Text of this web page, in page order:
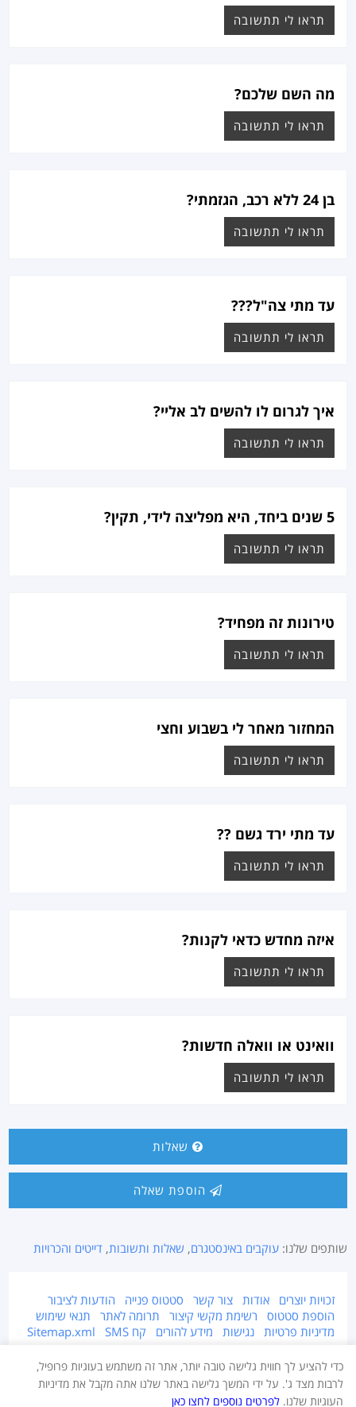
תראו לי תתשובה
מה השם שלכם?
תראו לי תתשובה
בן 24 ללא רכב, הגזמתי?
תראו לי תתשובה
עד מתי צה"ל???
תראו לי תתשובה
איך לגרום לו להשים לב אליי?
תראו לי תתשובה
5 שנים ביחד, היא מפליצה לידי, תקין?
תראו לי תתשובה
טירונות זה מפחיד?
תראו לי תתשובה
המחזור מאחר לי בשבוע וחצי
תראו לי תתשובה
עד מתי ירד גשם ??
תראו לי תתשובה
איזה מחדש כדאי לקנות?
תראו לי תתשובה
וואינט או וואלה חדשות?
תראו לי תתשובה
שאלות
הוספת שאלה
שותפים שלנו:עוקבים באינסטגרם, שאלות ותשובות, דייטים והכרויות
זכויות יוצרים אודות צור קשר סטטוס פנייה
הודעות לציבור
הוספת סטטוס
רשימת מקשי קיצור תרומה לאתר
תנאי שימוש
מדיניות פרטיות
נגישות מידע להורים קח SMS Sitemap.xml
אתר זה מוגן על ידי זכויות יוצרים © 2015-2026 Takestatus.net.
אין צוות האתר אחראי על התוכן המפורסם באתר, במידה ויש חומר לא ראוי ו/או
מוגן בזכויות יוצרים - יש לדווח מייד בעמוד צור קשר.
כדי להציע לך חווית גלישה טובה יותר, אתר זה משתמש בעוגיות פרופיל,
לרבות מצד ג'. על ידי המשך גלישה באתר שלנו אתה מקבל את מדיניות
העוגיות שלנו. לפרטים נוספים לחצו כאן